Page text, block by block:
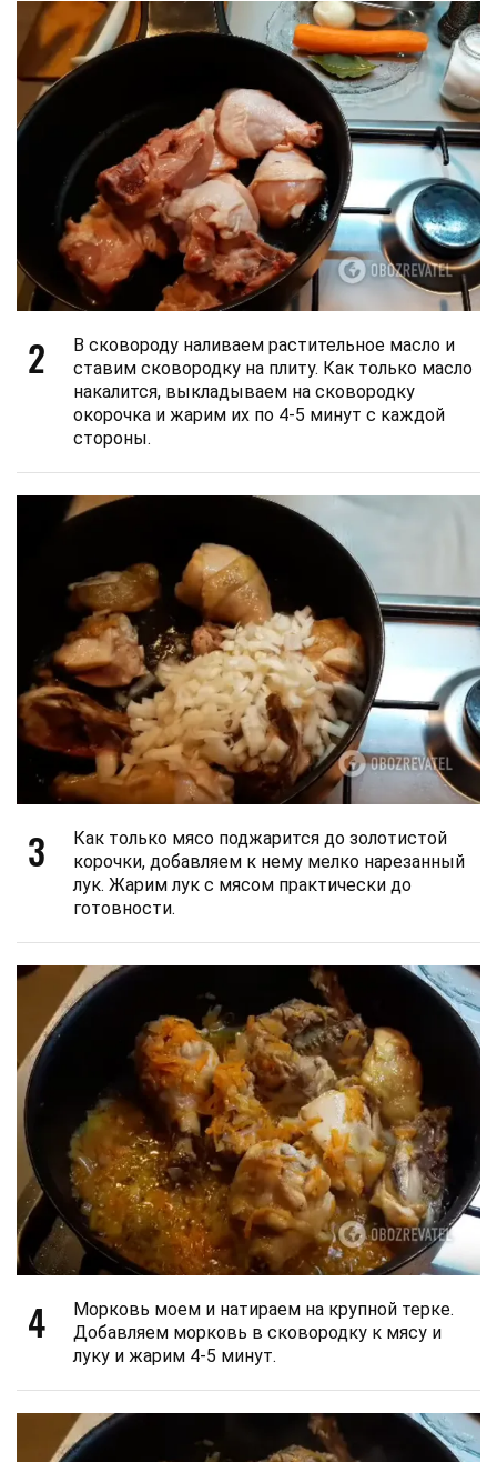
2
В сковороду наливаем растительное масло и
ставим сковородку на плиту. Как только масло
накалится, выкладываем на сковородку
окорочка и жарим их по 4-5 минут с каждой
стороны.
3
Как только мясо поджарится до золотистой
корочки, добавляем к нему мелко нарезанный
лук. Жарим лук с мясом практически до
готовности.
4
Морковь моем и натираем на крупной терке.
Добавляем морковь в сковородку к мясу и
луку и жарим 4-5 минут.